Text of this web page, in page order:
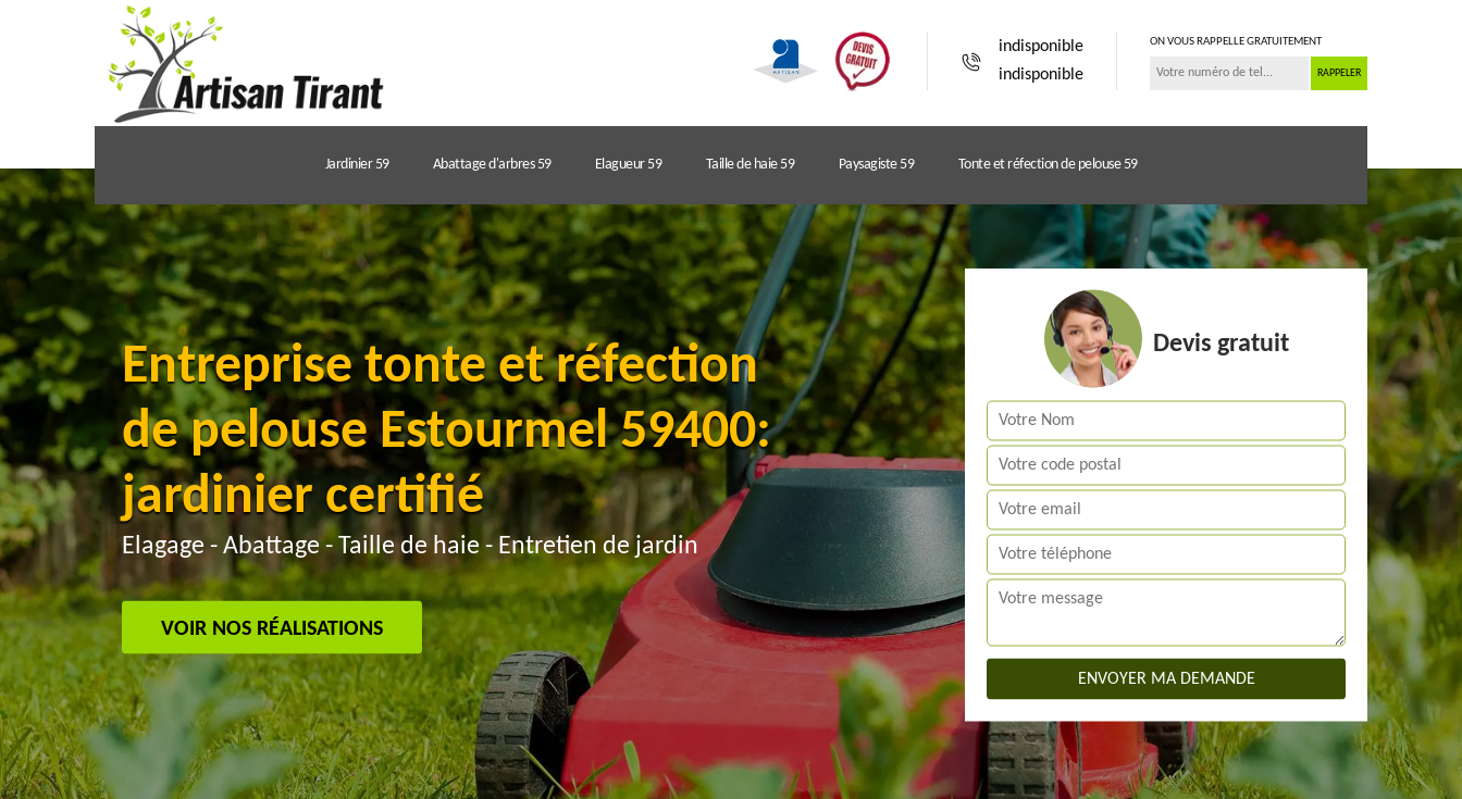
indisponible
indisponible
ON VOUS RAPPELLE GRATUITEMENT
Jardinier 59 Abattage d'arbres 59 Elagueur 59 Taille de haie 59 Paysagiste 59 Tonte et réfection de pelouse 59
Entreprise tonte et réfection
de pelouse Estourmel 59400:
jardinier certifié
Elagage - Abattage - Taille de haie - Entretien de jardin
VOIR NOS RÉALISATIONS
Devis gratuit